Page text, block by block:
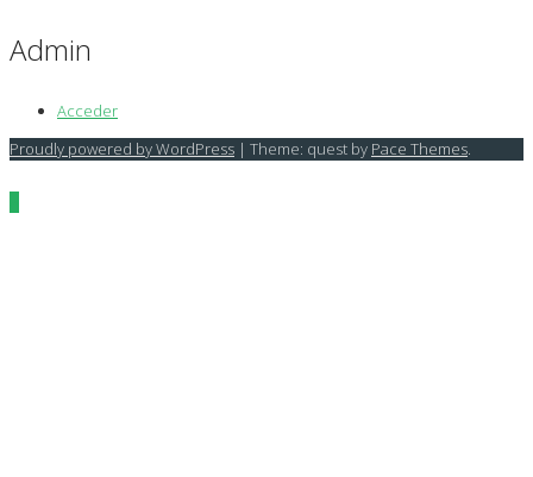
Admin
Acceder
Proudly powered by WordPress | Theme: quest by Pace Themes.